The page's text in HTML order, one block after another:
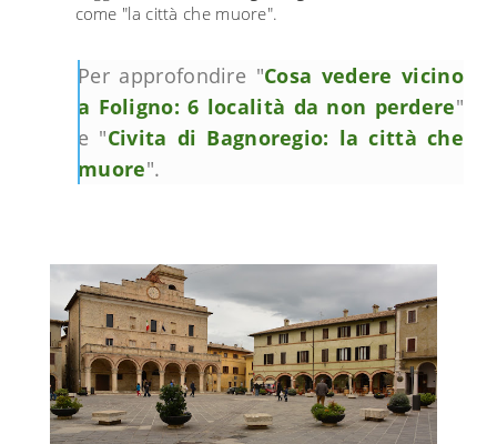
come "la città che muore".
Per approfondire "Cosa vedere vicino
a Foligno: 6 località da non perdere"
e "Civita di Bagnoregio: la città che
muore".